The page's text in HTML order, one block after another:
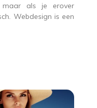
maar als je erover
Webdesign is een